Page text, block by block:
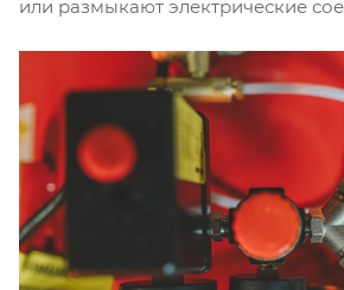
или размыкают электрические